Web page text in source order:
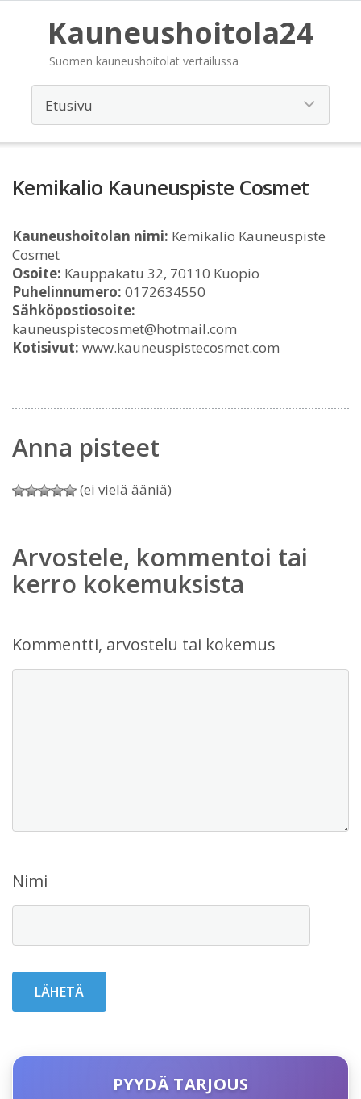
Kauneushoitola24
Suomen kauneushoitolat vertailussa
Kemikalio Kauneuspiste Cosmet
Kauneushoitolan nimi: Kemikalio Kauneuspiste
Cosmet
Osoite: Kauppakatu 32, 70110 Kuopio
Puhelinnumero: 0172634550
Sähköpostiosoite:
kauneuspistecosmet@hotmail.com
Kotisivut: www.kauneuspistecosmet.com
Anna pisteet
(ei vielä ääniä)
Arvostele, kommentoi tai
kerro kokemuksista
Kommentti, arvostelu tai kokemus
Nimi
PYYDÄ TARJOUS